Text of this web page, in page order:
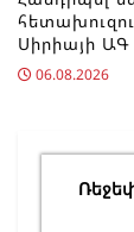
Սիրիայի
06.08.2026